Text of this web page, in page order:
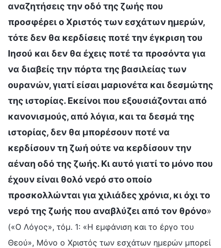
αναζητήσεις την οδό της ζωής που
προσφέρει ο Χριστός των εσχάτων ημερών,
τότε δεν θα κερδίσεις ποτέ την έγκριση του
Ιησού και δεν θα έχεις ποτέ τα προσόντα για
να διαβείς την πόρτα της βασιλείας των
ουρανών, γιατί είσαι μαριονέτα και δεσμώτης
της ιστορίας. Εκείνοι που εξουσιάζονται από
κανονισμούς, από λόγια, και τα δεσμά της
ιστορίας, δεν θα μπορέσουν ποτέ να
κερδίσουν τη ζωή ούτε να κερδίσουν την
αέναη οδό της ζωής. Κι αυτό γιατί το μόνο που
έχουν είναι θολό νερό στο οποίο
προσκολλώνται για χιλιάδες χρόνια, κι όχι το
νερό της ζωής που αναβλύζει από τον θρόνο»
(«Ο Λόγος», τόμ. 1: «Η εμφάνιση και το έργο του
Θεού», Μόνο ο Χριστός των εσχάτων ημερών μπορεί